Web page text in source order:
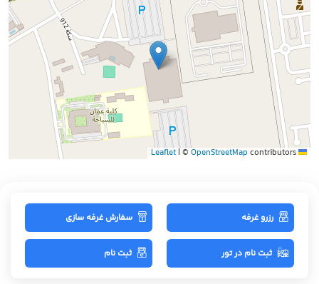
| © OpenStreetMap contributors
رزرو غرفه سفارش غرفه سازی
ثبت نام در تور ثبت نام